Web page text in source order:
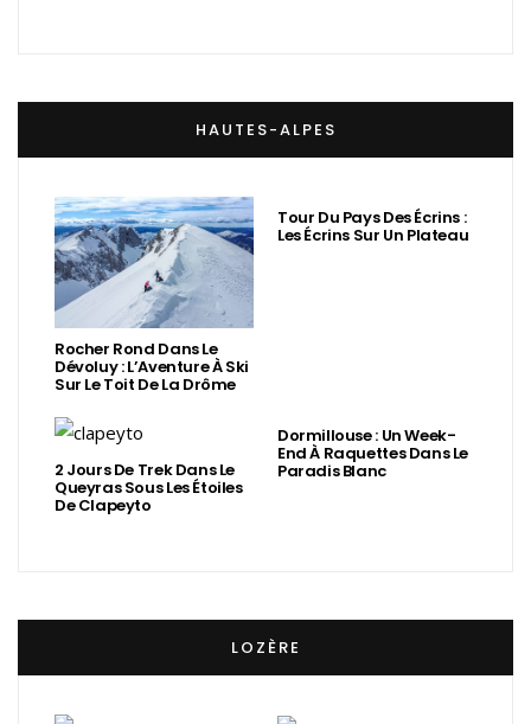
HAUTES-ALPES
Rocher Rond Dans Le
Dévoluy : L’Aventure À Ski
Sur Le Toit De La Drôme
Tour Du Pays Des Écrins :
Les Écrins Sur Un Plateau
2 Jours De Trek Dans Le
Queyras Sous Les Étoiles
De Clapeyto
Dormillouse : Un Week-
End À Raquettes Dans Le
Paradis Blanc
LOZÈRE